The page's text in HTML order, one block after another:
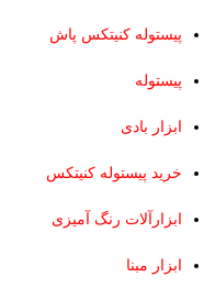
پیستوله کنیتکس پاش
پیستوله
ابزار بادی
خرید پیستوله کنیتکس
ابزارآلات رنگ‌ آمیزی
ابزار مبنا